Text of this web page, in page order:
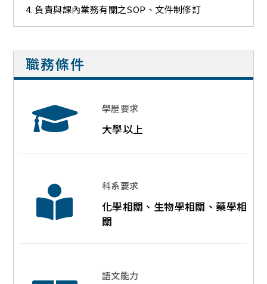
負責與課內業務有關之SOP、文件制修訂
職務條件
學歷要求
大學以上
科系要求
化學相關、生物學相關、藥學相
關
語文能力